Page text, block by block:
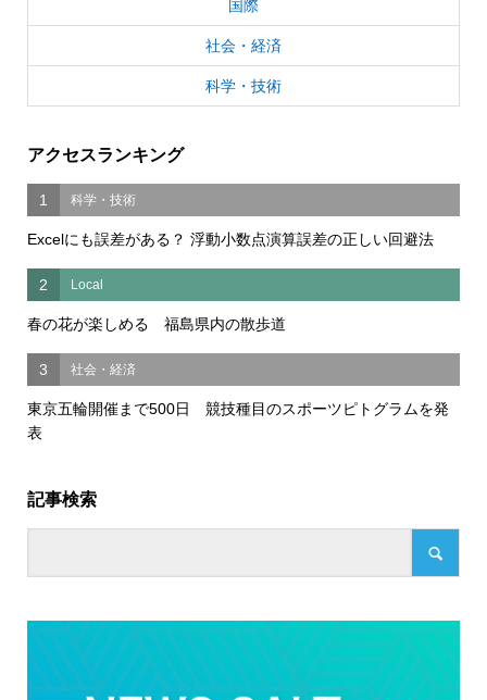
国際
社会・経済
科学・技術
アクセスランキング
1 科学・技術
Excelにも誤差がある？ 浮動小数点演算誤差の正しい回避法
2 Local
春の花が楽しめる 福島県内の散歩道
3 社会・経済
東京五輪開催まで500日 競技種目のスポーツピトグラムを発
表
記事検索